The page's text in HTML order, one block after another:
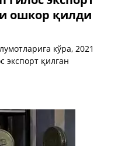
ошкор қилди
кўра, 2021
экспорт қилган